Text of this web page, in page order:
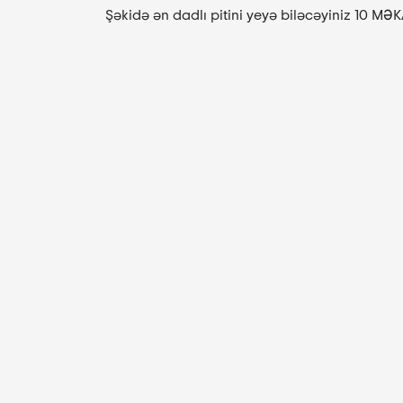
Şəkidə ən dadlı pitini yeyə biləcəyiniz 10